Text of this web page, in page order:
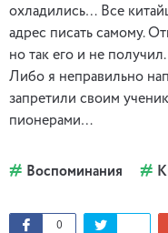
охладились… Все
адрес писать самому.
но так его и не получил.
Либо я неправильно
запретили своим
пионерами…
Воспоминания
0